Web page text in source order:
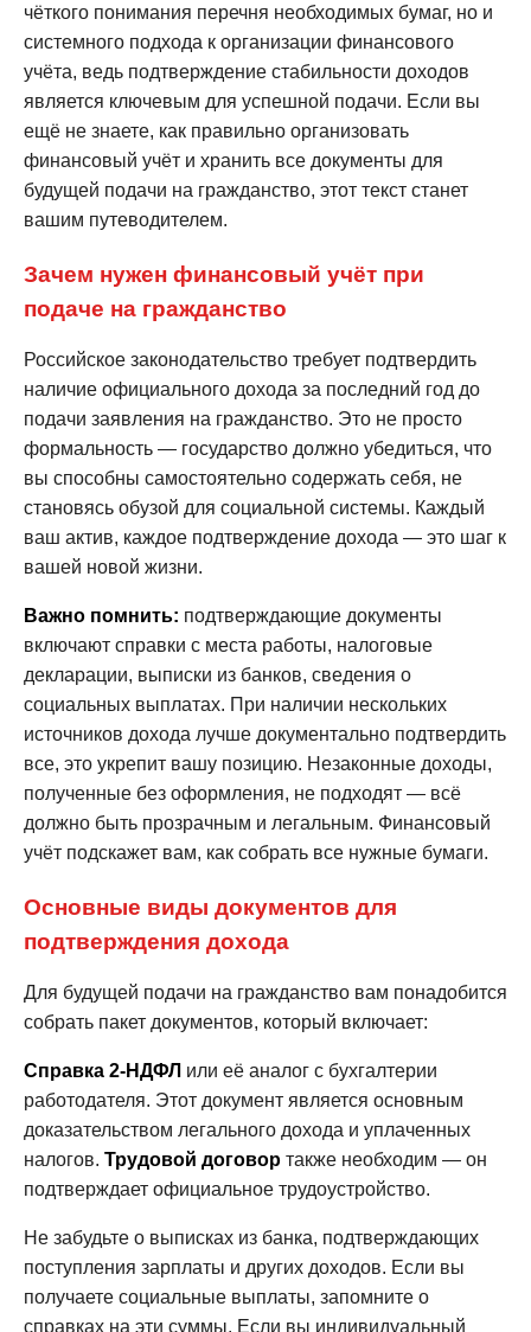
чёткого понимания перечня необходимых бумаг, но и
системного подхода к организации финансового
учёта, ведь подтверждение стабильности доходов
является ключевым для успешной подачи. Если вы
ещё не знаете, как правильно организовать
финансовый учёт и хранить все документы для
будущей подачи на гражданство, этот текст станет
вашим путеводителем.
Зачем нужен финансовый учёт при
подаче на гражданство
Российское законодательство требует подтвердить
наличие официального дохода за последний год до
подачи заявления на гражданство. Это не просто
формальность — государство должно убедиться, что
вы способны самостоятельно содержать себя, не
становясь обузой для социальной системы. Каждый
ваш актив, каждое подтверждение дохода — это шаг к
вашей новой жизни.
Важно помнить: подтверждающие документы
включают справки с места работы, налоговые
декларации, выписки из банков, сведения о
социальных выплатах. При наличии нескольких
источников дохода лучше документально подтвердить
все, это укрепит вашу позицию. Незаконные доходы,
полученные без оформления, не подходят — всё
должно быть прозрачным и легальным. Финансовый
учёт подскажет вам, как собрать все нужные бумаги.
Основные виды документов для
подтверждения дохода
Для будущей подачи на гражданство вам понадобится
собрать пакет документов, который включает:
Справка 2-НДФЛ или её аналог с бухгалтерии
работодателя. Этот документ является основным
доказательством легального дохода и уплаченных
налогов. Трудовой договор также необходим — он
подтверждает официальное трудоустройство.
Не забудьте о выписках из банка, подтверждающих
поступления зарплаты и других доходов. Если вы
получаете социальные выплаты, запомните о
справках на эти суммы. Если вы индивидуальный